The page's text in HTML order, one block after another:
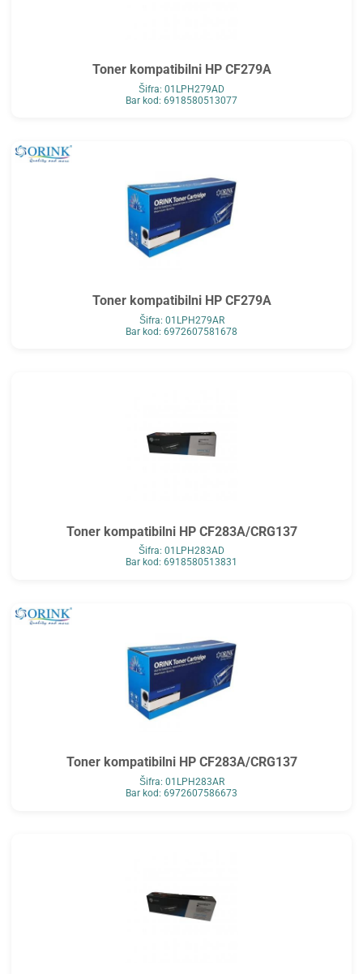
Toner kompatibilni HP CF279A
Šifra: 01LPH279AD
Bar kod: 6918580513077
Toner kompatibilni HP CF279A
Šifra: 01LPH279AR
Bar kod: 6972607581678
Toner kompatibilni HP CF283A/CRG137
Šifra: 01LPH283AD
Bar kod: 6918580513831
Toner kompatibilni HP CF283A/CRG137
Šifra: 01LPH283AR
Bar kod: 6972607586673